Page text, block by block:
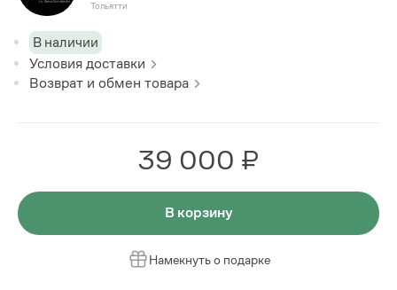
Тольятти
В наличии
Условия доставки
Возврат и обмен товара
39 000 ₽
В корзину
Намекнуть о подарке